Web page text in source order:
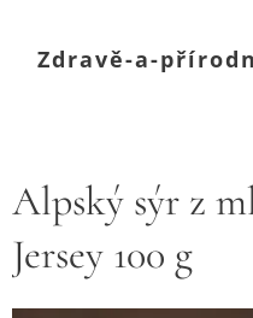
Zdravě-a-
Alpský sýr z
Jersey 100 g